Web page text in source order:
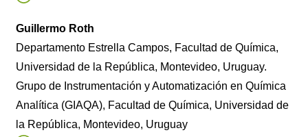
Guillermo Roth
Departamento Estrella Campos, Facultad de Química,
Universidad de la República, Montevideo, Uruguay.
Grupo de Instrumentación y Automatización en Química
Analítica (GIAQA), Facultad de Química, Universidad de
la República, Montevideo, Uruguay